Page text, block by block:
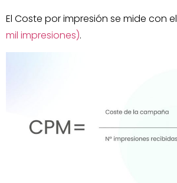
El Coste por impresión se mide con el
mil impresiones).